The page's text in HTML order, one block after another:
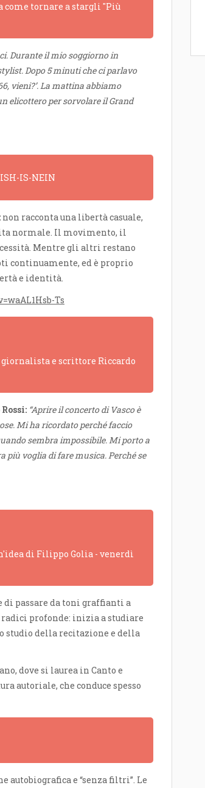
come tornare a stargli "Più
Durante il mio soggiorno in
Dopo 5 minuti che ci parlavo
vieni?’. La mattina abbiamo
elicottero per sorvolare il Grand
IS-NEIN
non racconta una libertà casuale,
normale. Il movimento, il
Mentre gli altri restano
continuamente, ed è proprio
e identità.
Ts
e scrittore Riccardo
“Aprire il concerto di Vasco è
Mi ha ricordato perché faccio
sembra impossibile. Mi porto a
più voglia di fare musica. Perché se
di Filippo Golia - venerdì
di passare da toni graffianti a
profonde: inizia a studiare
studio della recitazione e della
dove si laurea in Canto e
autoriale, che conduce spesso
autobiografica e “senza filtri”. Le